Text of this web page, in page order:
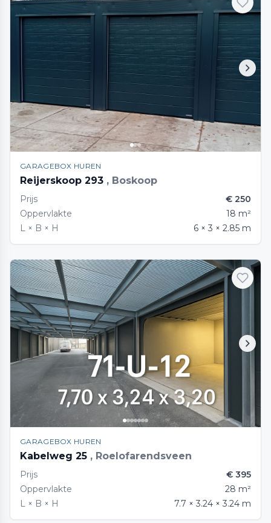
GARAGEBOX HUREN
Reijerskoop 293 , Boskoop
Prijs
€ 250
Oppervlakte
18 m²
L × B × H
6 × 3 × 2.85 m
GARAGEBOX HUREN
Kabelweg 25 , Roelofarendsveen
Prijs
€ 395
Oppervlakte
28 m²
L × B × H
7.7 × 3.24 × 3.24 m